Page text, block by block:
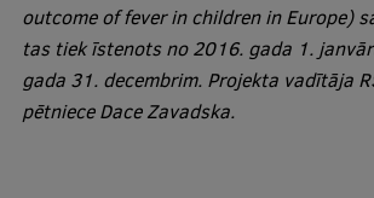
outcome of fever in children in Europe)
tas tiek īstenots no 2016. gada 1.
gada 31. decembrim. Projekta vadītāja
pētniece Dace Zavadska.